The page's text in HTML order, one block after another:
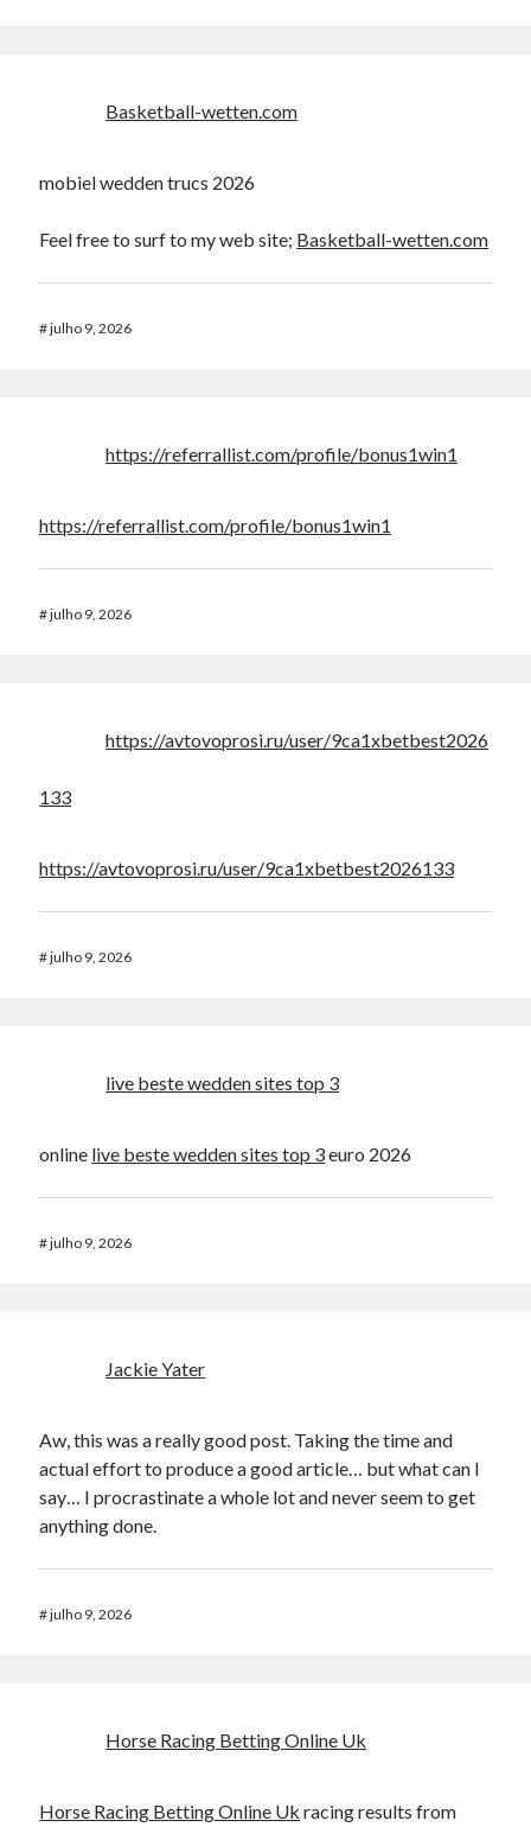
Basketball-wetten.com
mobiel wedden trucs 2026
Feel free to surf to my web site; Basketball-wetten.com
#julho 9, 2026
https://referrallist.com/profile/bonus1win1
https://referrallist.com/profile/bonus1win1
#julho 9, 2026
https://avtovoprosi.ru/user/9ca1xbetbest2026
133
https://avtovoprosi.ru/user/9ca1xbetbest2026133
#julho 9, 2026
live beste wedden sites top 3
online live beste wedden sites top 3euro 2026
#julho 9, 2026
Jackie Yater
Aw, this was a really good post. Taking the time and
actual effort to produce a good article… but what can I
say… I procrastinate a whole lot and never seem to get
anything done.
#julho 9, 2026
Horse Racing Betting Online Uk​
Horse Racing Betting Online Uk​ racing results from